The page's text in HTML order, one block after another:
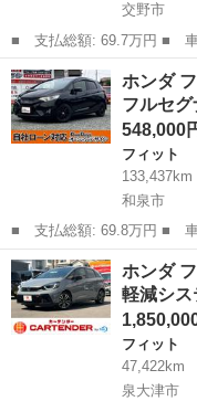
交野市
■ 支払総額: 69.7万円 ■ 車両本体価格： 570,000 円 ■ メーカー
名： ホンダ ■ 車種名：
パッケージ １オーナー／
ーション／Ｂ...
大阪 交野市 フィット
ホンダ
フルセ
548,000
フィット
133,437km
和泉市
■ 支払総額: 69.8万円 ■ 車両本体価格： 548,000 円 ■ メーカー
名： ホンダ ■ 車種名：
名： Ｓパッケージ フル
再生 ＥＴＣ バ...
大阪 和泉市 フィット
ホンダ
軽減シ
フィット
47,422km
泉大津市